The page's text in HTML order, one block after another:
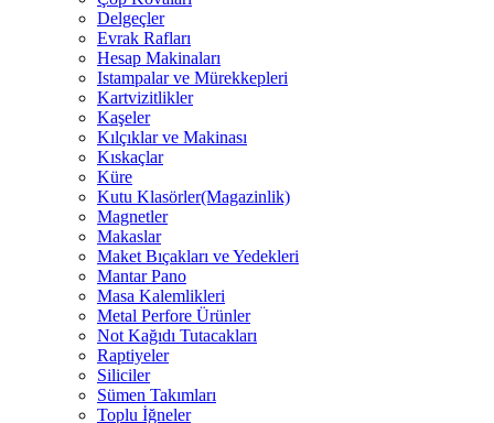
Delgeçler
Evrak Rafları
Hesap Makinaları
Istampalar ve Mürekkepleri
Kartvizitlikler
Kaşeler
Kılçıklar ve Makinası
Kıskaçlar
Küre
Kutu Klasörler(Magazinlik)
Magnetler
Makaslar
Maket Bıçakları ve Yedekleri
Mantar Pano
Masa Kalemlikleri
Metal Perfore Ürünler
Not Kağıdı Tutacakları
Raptiyeler
Siliciler
Sümen Takımları
Toplu İğneler